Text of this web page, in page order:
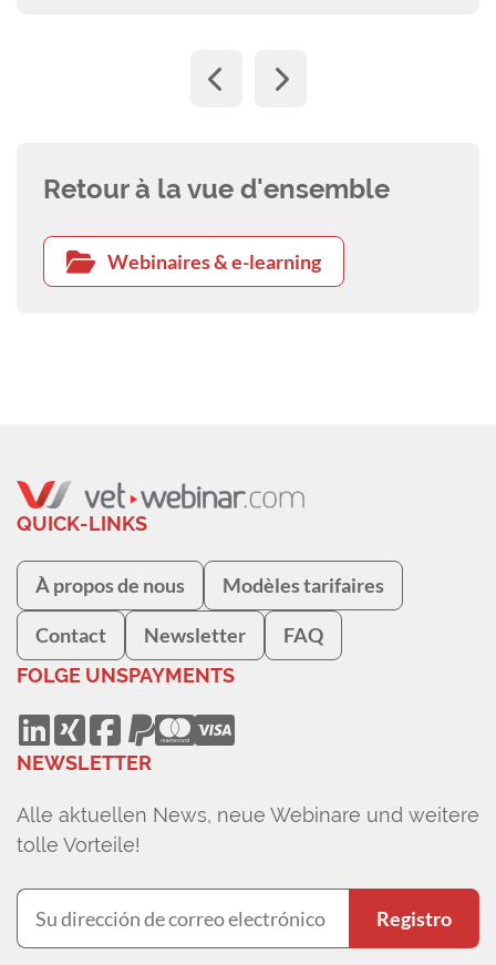
Retour à la vue d'ensemble
Webinaires & e-learning
QUICK-LINKS
À propos de nous Modèles tarifaires
Contact Newsletter FAQ
FOLGE UNSPAYMENTS
NEWSLETTER
Alle aktuellen News, neue Webinare und weitere
tolle Vorteile!
Registro